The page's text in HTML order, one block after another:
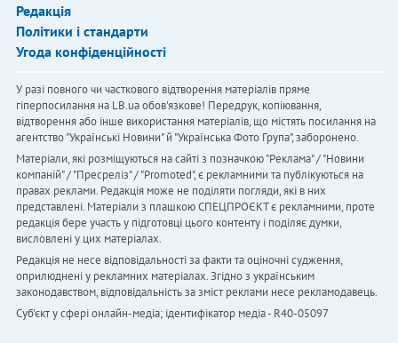
Редакція
Політики і стандарти
Угода конфіденційності
У разі повного чи часткового відтворення матеріалів пряме
гіперпосилання на LB.ua обов'язкове! Передрук, копіювання,
відтворення або інше використання матеріалів, що містять посилання на
агентство "Українськi Новини" й "Українська Фото Група", заборонено.
Матеріали, які розміщуються на сайті з позначкою "Реклама" / "Новини
компаній" / "Пресреліз" / "Promoted", є рекламними та публікуються на
правах реклами. Редакція може не поділяти погляди, які в них
представлені. Матеріали з плашкою СПЕЦПРОЄКТ є рекламними, проте
редакція бере участь у підготовці цього контенту і поділяє думки,
висловлені у цих матеріалах.
Редакція не несе відповідальності за факти та оціночні судження,
оприлюднені у рекламних матеріалах. Згідно з українським
законодавством, відповідальність за зміст реклами несе рекламодавець.
Cуб'єкт у сфері онлайн-медіа; ідентифікатор медіа - R40-05097